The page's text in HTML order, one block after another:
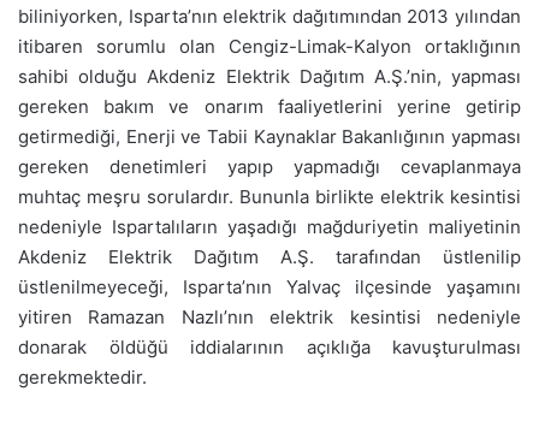
biliniyorken, Isparta’nın elektrik dağıtımından 2013 yılından
itibaren sorumlu olan Cengiz-Limak-Kalyon ortaklığının
sahibi olduğu Akdeniz Elektrik Dağıtım A.Ş.’nin, yapması
gereken bakım ve onarım faaliyetlerini yerine getirip
getirmediği, Enerji ve Tabii Kaynaklar Bakanlığının yapması
gereken denetimleri yapıp yapmadığı cevaplanmaya
muhtaç meşru sorulardır. Bununla birlikte elektrik kesintisi
nedeniyle Ispartalıların yaşadığı mağduriyetin maliyetinin
Akdeniz Elektrik Dağıtım A.Ş. tarafından üstlenilip
üstlenilmeyeceği, Isparta’nın Yalvaç ilçesinde yaşamını
yitiren Ramazan Nazlı’nın elektrik kesintisi nedeniyle
donarak öldüğü iddialarının açıklığa kavuşturulması
gerekmektedir.